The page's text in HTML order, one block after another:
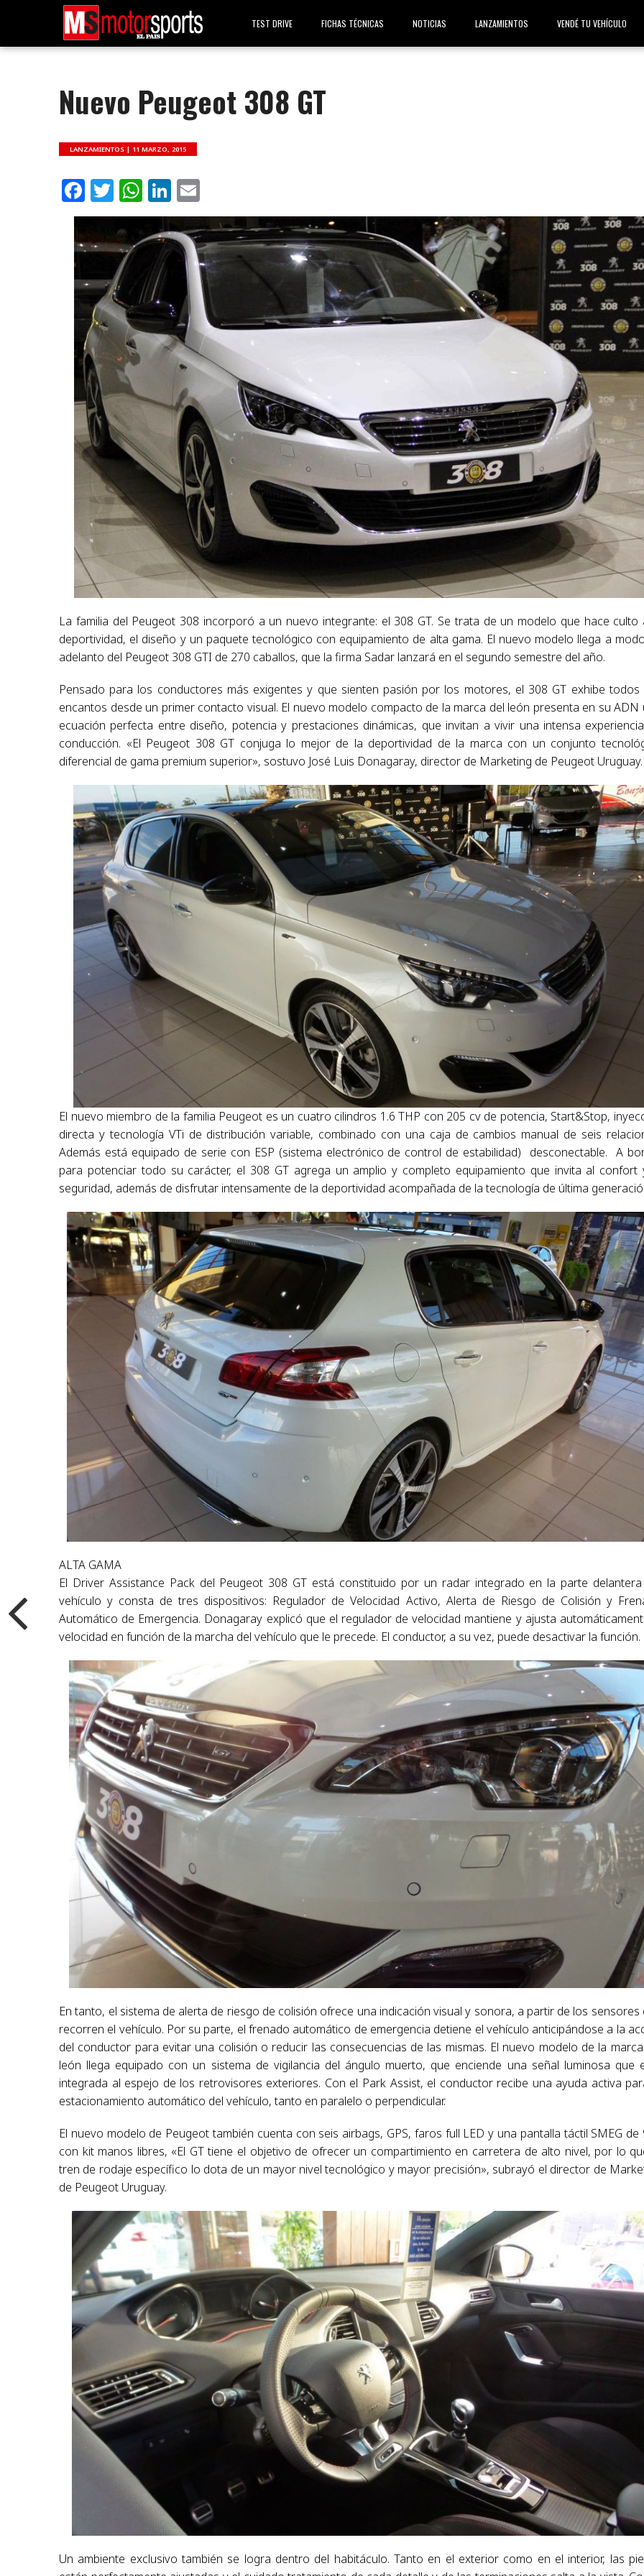
TEST DRIVE FICHAS TÉCNICAS NOTICIAS LANZAMIENTOS VENDÉ TU VEHÍCULO
Nuevo Peugeot 308 GT
LANZAMIENTOS | 11 MARZO, 2015
Facebook
Twitter
WhatsApp
LinkedIn
La familia del Peugeot 308 incorporó a un nuevo integrante: el 308 GT. Se trata de un modelo que hace culto
deportividad, el diseño y un paquete tecnológico con equipamiento de alta gama. El nuevo modelo llega a
adelanto del Peugeot 308 GTI de 270 caballos, que la firma Sadar lanzará en el segundo semestre del año.
Pensado para los conductores más exigentes y que sienten pasión por los motores, el 308 GT exhibe todos
encantos desde un primer contacto visual. El nuevo modelo compacto de la marca del león presenta en su ADN
ecuación perfecta entre diseño, potencia y prestaciones dinámicas, que invitan a vivir una intensa
conducción. «El Peugeot 308 GT conjuga lo mejor de la deportividad de la marca con un conjunto
diferencial de gama premium superior», sostuvo José Luis Donagaray, director de Marketing de Peugeot Uruguay.
El nuevo miembro de la familia Peugeot es un cuatro cilindros 1.6 THP con 205 cv de potencia, Start&Stop,
directa y tecnología VTi de distribución variable, combinado con una caja de cambios manual de seis
Además está equipado de serie con ESP (sistema electrónico de control de estabilidad) desconectable. A
para potenciar todo su carácter, el 308 GT agrega un amplio y completo equipamiento que invita al confort
seguridad, además de disfrutar intensamente de la deportividad acompañada de la tecnología de última
ALTA GAMA
El Driver Assistance Pack del Peugeot 308 GT está constituido por un radar integrado en la parte
vehículo y consta de tres dispositivos: Regulador de Velocidad Activo, Alerta de Riesgo de Colisión y
Automático de Emergencia. Donagaray explicó que el regulador de velocidad mantiene y ajusta
velocidad en función de la marcha del vehículo que le precede. El conductor, a su vez, puede desactivar la función.
En tanto, el sistema de alerta de riesgo de colisión ofrece una indicación visual y sonora, a partir de los sensores
recorren el vehículo. Por su parte, el frenado automático de emergencia detiene el vehículo anticipándose a la
del conductor para evitar una colisión o reducir las consecuencias de las mismas. El nuevo modelo de la
león llega equipado con un sistema de vigilancia del ángulo muerto, que enciende una señal luminosa que
integrada al espejo de los retrovisores exteriores. Con el Park Assist, el conductor recibe una ayuda activa
estacionamiento automático del vehículo, tanto en paralelo o perpendicular.
El nuevo modelo de Peugeot también cuenta con seis airbags, GPS, faros full LED y una pantalla táctil SMEG de
con kit manos libres, «El GT tiene el objetivo de ofrecer un compartimiento en carretera de alto nivel, por lo
tren de rodaje específico lo dota de un mayor nivel tecnológico y mayor precisión», subrayó el director de
de Peugeot Uruguay.
Un ambiente exclusivo también se logra dentro del habitáculo. Tanto en el exterior como en el interior, las